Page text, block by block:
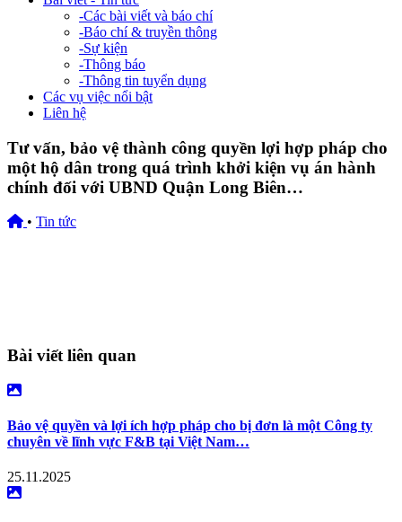
-Các bài viết và báo chí
-Báo chí & truyền thông
-Sự kiện
-Thông báo
-Thông tin tuyển dụng
Các vụ việc nổi bật
Liên hệ
Tư vấn, bảo vệ thành công quyền lợi hợp pháp cho
một hộ dân trong quá trình khởi kiện vụ án hành
chính đối với UBND Quận Long Biên…
• Tin tức
Bài viết liên quan
Bảo vệ quyền và lợi ích hợp pháp cho bị đơn là một Công ty
chuyên về lĩnh vực F&B tại Việt Nam…
25.11.2025